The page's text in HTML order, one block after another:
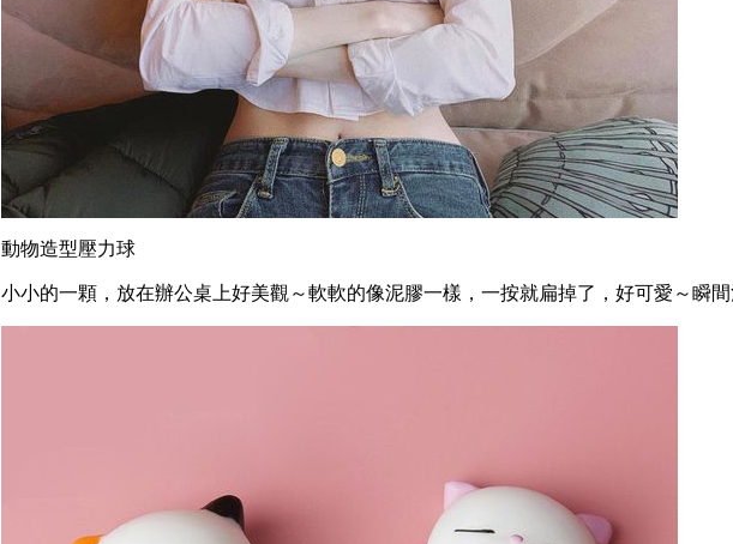
動物造型壓力球
小小的一顆，放在辦公桌上好美觀～軟軟的像泥膠一樣，一按就扁掉了，好可愛～瞬間